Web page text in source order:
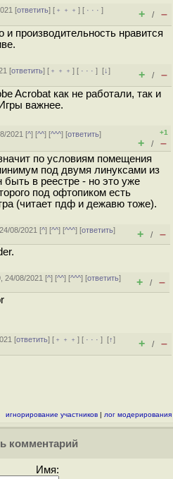
[ответить] [ ﹢﹢﹢] [ · · ·]
+ / –
и производительность нравится
[ответить] [ ﹢﹢﹢] [ · · ·][↓]
+ / –
Acrobat как не работали, так и
важнее.
2021 [^] [^^] [^^^] [ответить]
+1
+ / –
по условиям помещения
под двумя линуксами из
в реестре - но это уже
под офтопиком есть
(читает пдф и дежавю тоже).
08/2021 [^] [^^] [^^^] [ответить]
+ / –
24/08/2021 [^] [^^] [^^^] [ответить]
+ / –
[ответить] [ ﹢﹢﹢] [ · · ·][↑]
+ / –
игнорирование участников | лог модерирования
комментарий
Имя: